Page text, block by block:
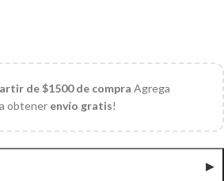
de $1500 de compra Agrega
obtener envío gratis!
▶